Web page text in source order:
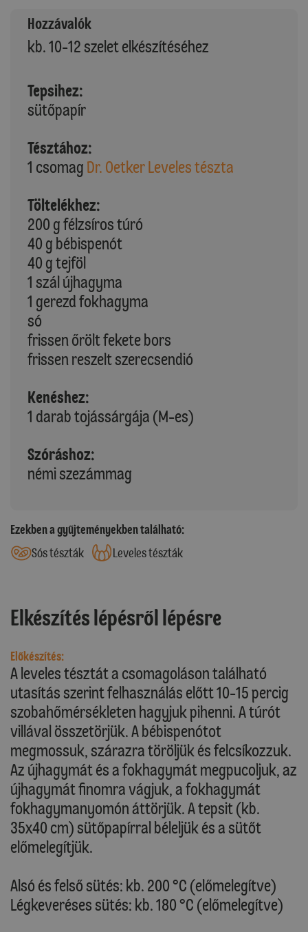
Hozzávalók
kb. 10-12 szelet elkészítéséhez
Tepsihez:
sütőpapír
Tésztához:
1 csomag Dr. Oetker Leveles tészta
Töltelékhez:
200 g félzsíros túró
40 g bébispenót
40 g tejföl
1 szál újhagyma
1 gerezd fokhagyma
só
frissen őrölt fekete bors
frissen reszelt szerecsendió
Kenéshez:
1 darab tojássárgája (M-es)
Szóráshoz:
némi szezámmag
Ezekben a gyűjteményekben található:
Sós tészták
Leveles tészták
Elkészítés lépésről lépésre
Előkészítés:
A leveles tésztát a csomagoláson található
utasítás szerint felhasználás előtt 10-15 percig
szobahőmérsékleten hagyjuk pihenni. A túrót
villával összetörjük. A bébispenótot
megmossuk, szárazra töröljük és felcsíkozzuk.
Az újhagymát és a fokhagymát megpucoljuk, az
újhagymát finomra vágjuk, a fokhagymát
fokhagymanyomón áttörjük. A tepsit (kb.
35x40 cm) sütőpapírral béleljük és a sütőt
előmelegítjük.
Alsó és felső sütés: kb. 200 °C (előmelegítve)
Légkeveréses sütés: kb. 180 °C (előmelegítve)